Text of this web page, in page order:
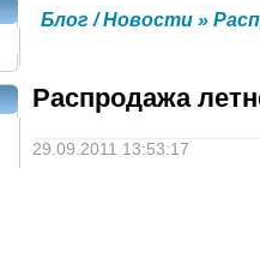
Блог / Новости »
Распродажа
29.09.2011 13:53:17